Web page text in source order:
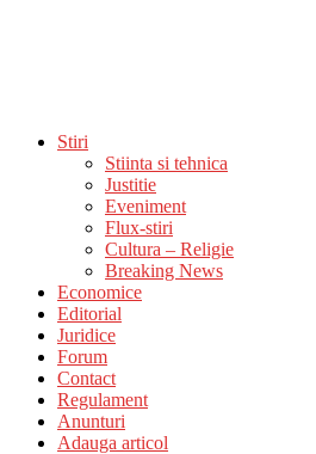
Stiri
Stiinta si tehnica
Justitie
Eveniment
Flux-stiri
Cultura – Religie
Breaking News
Economice
Editorial
Juridice
Forum
Contact
Regulament
Anunturi
Adauga articol